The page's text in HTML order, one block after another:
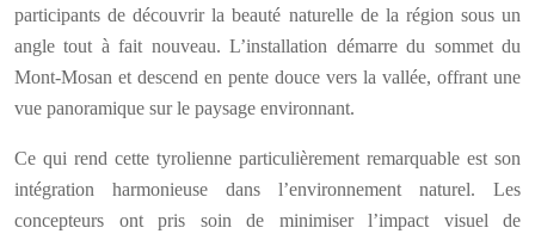
participants de découvrir la beauté naturelle de la région sous un
angle tout à fait nouveau. L’installation démarre du sommet du
Mont-Mosan et descend en pente douce vers la vallée, offrant une
vue panoramique sur le paysage environnant.
Ce qui rend cette tyrolienne particulièrement remarquable est son
intégration harmonieuse dans l’environnement naturel. Les
concepteurs ont pris soin de minimiser l’impact visuel de